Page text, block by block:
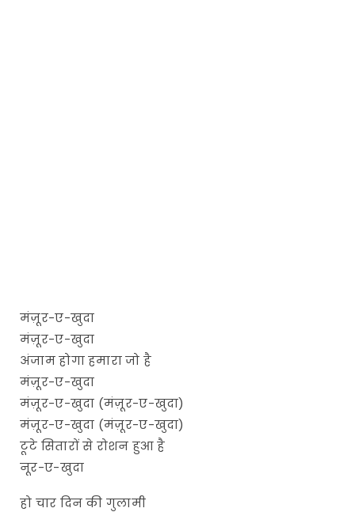
मंज़ूर-ए-खुदा
मंज़ूर-ए-खुदा
अंजाम होगा हमारा जो है
मंज़ूर-ए-खुदा
मंज़ूर-ए-खुदा (मंज़ूर-ए-खुदा)
मंज़ूर-ए-खुदा (मंज़ूर-ए-खुदा)
टूटे सितारों से रोशन हुआ है
नूर-ए-खुदा
हो चार दिन की गुलामी